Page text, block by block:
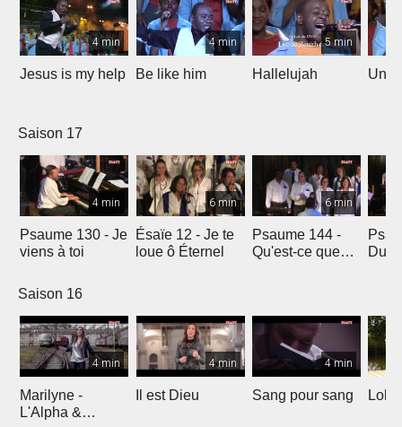
4 min
Jesus is my help
4 min
Be like him
5 min
Hallelujah Un
Saison 17
4 min
Psaume 130 - Je
viens à toi
6 min
Ésaïe 12 - Je te
loue ô Éternel
6 min
Psaume 144 -
Qu'est-ce que
Du
Saison 16
4 min
Marilyne -
L'Alpha &
4 min
Il est Dieu
4 min
Sang pour sang Lola